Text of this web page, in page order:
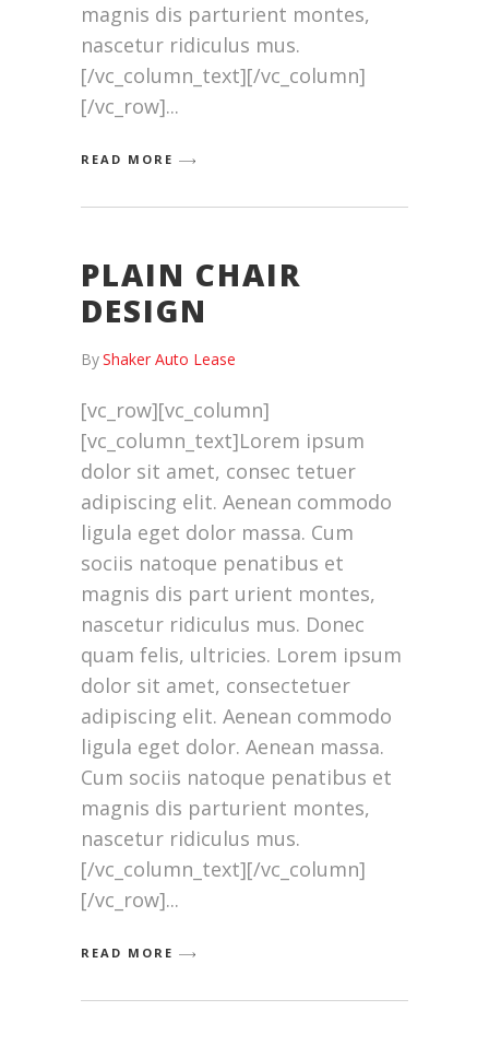
magnis dis parturient montes,
nascetur ridiculus mus.
[/vc_column_text][/vc_column]
[/vc_row]
READ MORE
PLAIN CHAIR
DESIGN
ByShaker Auto Lease
[vc_row][vc_column]
[vc_column_text]Lorem ipsum
dolor sit amet, consec tetuer
adipiscing elit. Aenean commodo
ligula eget dolor massa. Cum
sociis natoque penatibus et
magnis dis part urient montes,
nascetur ridiculus mus. Donec
quam felis, ultricies. Lorem ipsum
dolor sit amet, consectetuer
adipiscing elit. Aenean commodo
ligula eget dolor. Aenean massa.
Cum sociis natoque penatibus et
magnis dis parturient montes,
nascetur ridiculus mus.
[/vc_column_text][/vc_column]
[/vc_row]
READ MORE